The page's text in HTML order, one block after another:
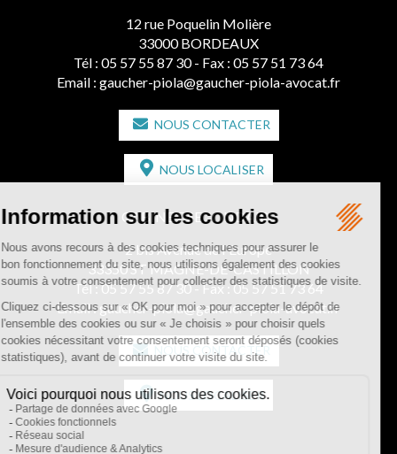
12 rue Poquelin Molière
33000 BORDEAUX
Tél : 05 57 55 87 30 - Fax : 05 57 51 73 64
Email : gaucher-piola@gaucher-piola-avocat.fr
NOUS CONTACTER
NOUS LOCALISER
CABINET SECONDAIRE
2 bis Avenue de l'Europe
33350 ST MAGNE-DE-CASTILLON
Tél :05 57 55 87 30- Fax : 05 57 51 73 64
Email :gaucher-piola@gaucher-piola-avocat.fr
NOUS CONTACTER
NOUS LOCALISER